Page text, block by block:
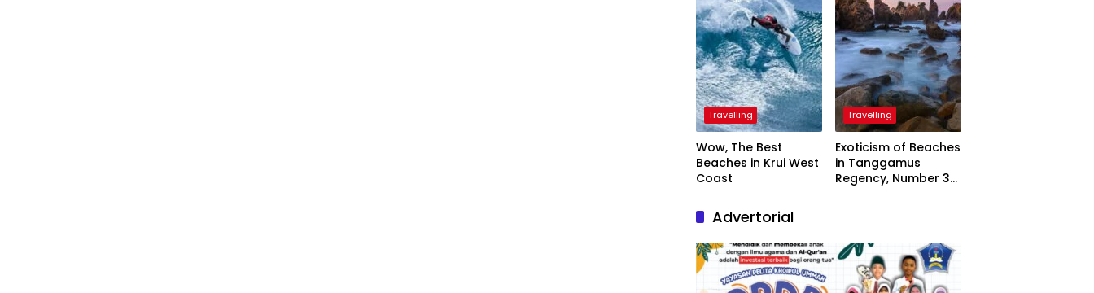
Travelling
Wow, The Best
Beaches in Krui West
Coast
Travelling
Exoticism of Beaches
in Tanggamus
Regency, Number 3
Advertorial